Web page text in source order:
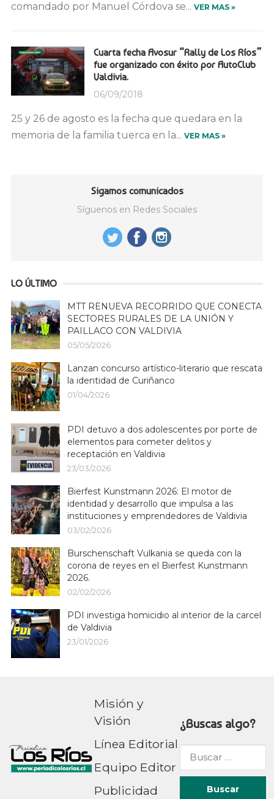
comandado por Manuel Córdova se... VER MAS »
Cuarta fecha Avosur “Rally de Los Ríos”
fue organizado con éxito por AutoClub
Valdivia.
06/09/2018
25 y 26 de agosto es la fecha que quedara en la
memoria de la familia tuerca en la... VER MAS »
Sigamos comunicados
Síguenos en Redes Sociales
LO ÚLTIMO
MTT RENUEVA RECORRIDO QUE CONECTA
SECTORES RURALES DE LA UNIÓN Y
PAILLACO CON VALDIVIA
05/05/2026
Lanzan concurso artístico-literario que rescata
la identidad de Curiñanco
01/04/2026
PDI detuvo a dos adolescentes por porte de
elementos para cometer delitos y
receptación en Valdivia
23/03/2026
Bierfest Kunstmann 2026: El motor de
identidad y desarrollo que impulsa a las
instituciones y emprendedores de Valdivia
03/02/2026
Burschenschaft Vulkania se queda con la
corona de reyes en el Bierfest Kunstmann
2026.
02/02/2026
PDI investiga homicidio al interior de la carcel
de Valdivia
23/01/2026
Misión y
Visión
Línea Editorial
Equipo Editor
Publicidad
¿Buscas algo?
Buscar
por: